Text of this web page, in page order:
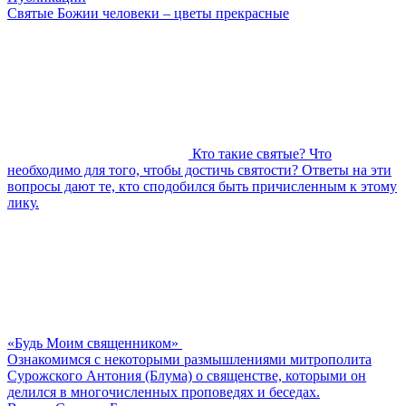
Святые Божии человеки – цветы прекрасные
Кто такие святые? Что
необходимо для того, чтобы достичь святости? Ответы на эти
вопросы дают те, кто сподобился быть причисленным к этому
лику.
«Будь Моим священником»
Ознакомимся с некоторыми размышлениями митрополита
Сурожского Антония (Блума) о священстве, которыми он
делился в многочисленных проповедях и беседах.